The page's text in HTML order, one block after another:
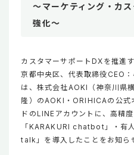
～マーケティング・カ
強化～
カスタマーサポートDXを推進
京都中央区、代表取締役CEO
は、株式会社AOKI（神奈川県
隆）のAOKI・ORIHICAの公式
ドのLINEアカウントに、高精
「KARAKURI chatbot」・有
talk」を導入したことをお知ら